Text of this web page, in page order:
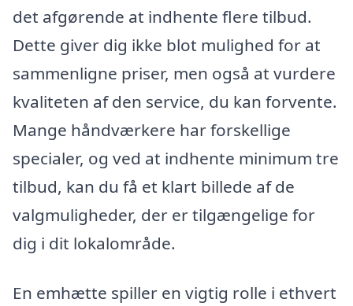
det afgørende at indhente flere tilbud.
Dette giver dig ikke blot mulighed for at
sammenligne priser, men også at vurdere
kvaliteten af den service, du kan forvente.
Mange håndværkere har forskellige
specialer, og ved at indhente minimum tre
tilbud, kan du få et klart billede af de
valgmuligheder, der er tilgængelige for
dig i dit lokalområde.
En emhætte spiller en vigtig rolle i ethvert